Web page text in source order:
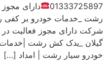
01333725897
دارای
رشت _خدمات خودرو بر کفی رشت
شرکت دارای مجوز فعالیت در
گیلان _یدک کش رشت
خودرو سیار رشت | امداد […]